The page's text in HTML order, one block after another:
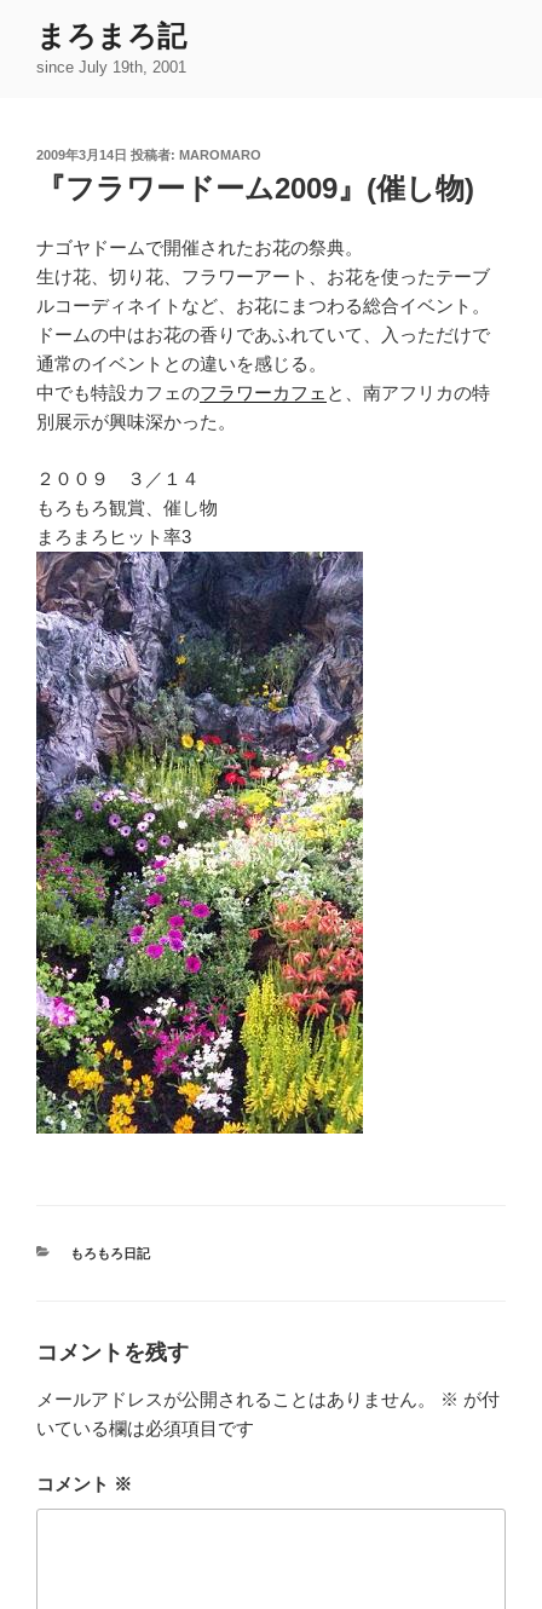
まろまろ記
since July 19th, 2001
投
2009年3月14日 投稿者: MAROMARO
『フラワードーム2009』(催し物)
ナゴヤドームで開催されたお花の祭典。
生け花、切り花、フラワーアート、お花を使ったテーブ
ルコーディネイトなど、お花にまつわる総合イベント。
ドームの中はお花の香りであふれていて、入っただけで
通常のイベントとの違いを感じる。
中でも特設カフェのフラワーカフェ と、南アフリカの特
別展示が興味深かった。
２００９ ３／１４
もろもろ観賞、催し物
まろまろヒット率3
カ
もろもろ日記
コメントを残す
メールアドレスが公開されることはありません。 ※ が付
いている欄は必須項目です
コメント ※